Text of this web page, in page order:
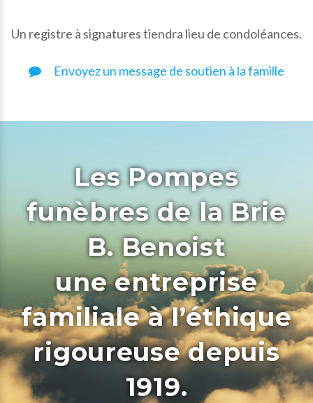
Un registre à signatures tiendra lieu de condoléances.
Envoyez un message de soutien à la famille
Les Pompes
funèbres de la Brie
B. Benoist
une entreprise
familiale à l’éthique
rigoureuse depuis
1919.